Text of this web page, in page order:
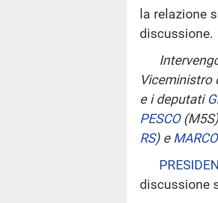
la relazione
discussione.
e i deputati
PESCO
RS)e
discussione